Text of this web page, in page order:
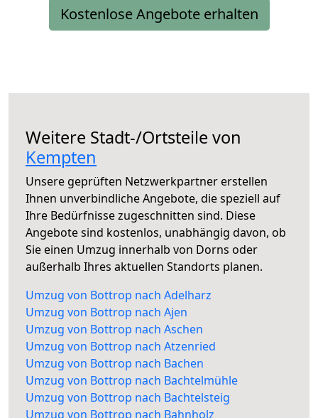
Kostenlose Angebote erhalten
Weitere Stadt-/Ortsteile von
Kempten
Unsere geprüften Netzwerkpartner erstellen
Ihnen unverbindliche Angebote, die speziell auf
Ihre Bedürfnisse zugeschnitten sind. Diese
Angebote sind kostenlos, unabhängig davon, ob
Sie einen Umzug innerhalb von Dorns oder
außerhalb Ihres aktuellen Standorts planen.
Umzug von Bottrop nach Adelharz
Umzug von Bottrop nach Ajen
Umzug von Bottrop nach Aschen
Umzug von Bottrop nach Atzenried
Umzug von Bottrop nach Bachen
Umzug von Bottrop nach Bachtelmühle
Umzug von Bottrop nach Bachtelsteig
Umzug von Bottrop nach Bahnholz